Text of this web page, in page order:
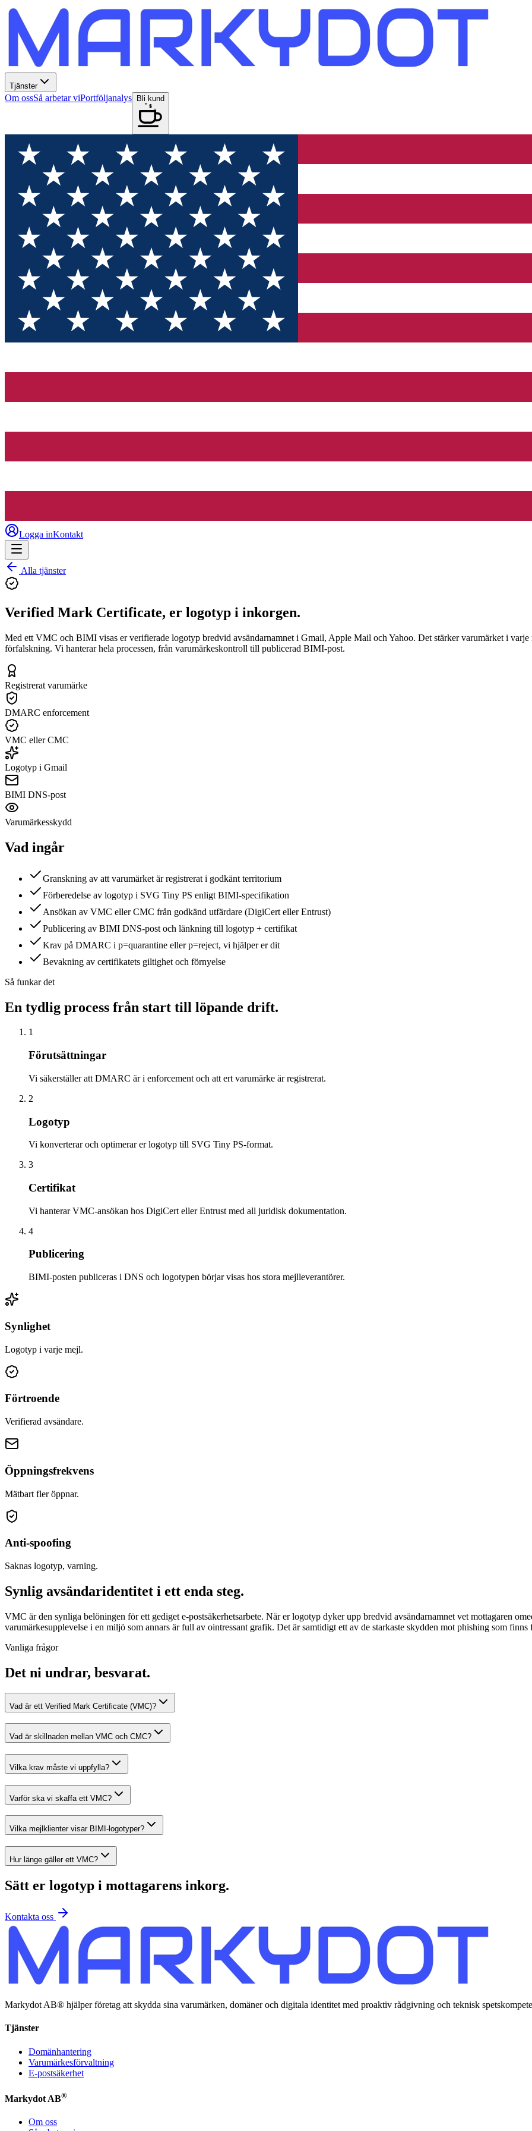
Tjänster
Om ossSå arbetar viPortföljanalys Bli kund
Logga inKontakt
Alla tjänster
Verified Mark Certificate, er logotyp i inkorgen.
Med ett VMC och BIMI visas er verifierade logotyp bredvid avsändarnamnet i Gmail, Apple Mail och Yahoo. Det stärker varumärket i
förfalskning. Vi hanterar hela processen, från varumärkeskontroll till publicerad BIMI-post.
Registrerat varumärke
DMARC enforcement
VMC eller CMC
Logotyp i Gmail
BIMI DNS-post
Varumärkesskydd
Vad ingår
Granskning av att varumärket är registrerat i godkänt territorium
Förberedelse av logotyp i SVG Tiny PS enligt BIMI-specifikation
Ansökan av VMC eller CMC från godkänd utfärdare (DigiCert eller Entrust)
Publicering av BIMI DNS-post och länkning till logotyp + certifikat
Krav på DMARC i p=quarantine eller p=reject, vi hjälper er dit
Bevakning av certifikatets giltighet och förnyelse
Så funkar det
En tydlig process från start till löpande drift.
1
Förutsättningar
Vi säkerställer att DMARC är i enforcement och att ert varumärke är registrerat.
2
Logotyp
Vi konverterar och optimerar er logotyp till SVG Tiny PS-format.
3
Certifikat
Vi hanterar VMC-ansökan hos DigiCert eller Entrust med all juridisk dokumentation.
4
Publicering
BIMI-posten publiceras i DNS och logotypen börjar visas hos stora mejlleverantörer.
Synlighet
Logotyp i varje mejl.
Förtroende
Verifierad avsändare.
Öppningsfrekvens
Mätbart fler öppnar.
Anti-spoofing
Saknas logotyp, varning.
Synlig avsändaridentitet i ett enda steg.
VMC är den synliga belöningen för ett gediget e-postsäkerhetsarbete. När er logotyp dyker upp bredvid avsändarnamnet vet mottagaren
varumärkesupplevelse i en miljö som annars är full av ointressant grafik. Det är samtidigt ett av de starkaste skydden mot phishing som finns
Vanliga frågor
Det ni undrar, besvarat.
Vad är ett Verified Mark Certificate (VMC)?
Vad är skillnaden mellan VMC och CMC?
Vilka krav måste vi uppfylla?
Varför ska vi skaffa ett VMC?
Vilka mejlklienter visar BIMI-logotyper?
Hur länge gäller ett VMC?
Sätt er logotyp i mottagarens inkorg.
Kontakta oss
Markydot AB® hjälper företag att skydda sina varumärken, domäner och digitala identitet med proaktiv rådgivning och teknisk
Tjänster
Domänhantering
Varumärkesförvaltning
E-postsäkerhet
Markydot AB®
Om oss